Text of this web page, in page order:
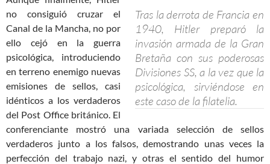
Tras la derrota de Francia en
1940, Hitler preparó la
invasión armada de la Gran
Bretaña con sus poderosas
Divisiones SS, a la vez que la
psicológica, sirviéndose en
este caso de la filatelia.
no consiguió cruzar el
Canal de la Mancha, no por
ello cejó en la guerra
psicológica, introduciendo
en terreno enemigo nuevas
emisiones de sellos, casi
idénticos a los verdaderos
del Post Office británico. El
conferenciante mostró una variada selección de sellos
verdaderos junto a los falsos, demostrando unas veces la
perfección del trabajo nazi, y otras el sentido del humor